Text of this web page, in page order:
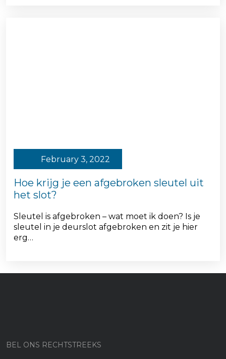
February 3, 2022
Hoe krijg je een afgebroken sleutel uit
het slot?
Sleutel is afgebroken – wat moet ik doen? Is je
sleutel in je deurslot afgebroken en zit je hier
erg…
BEL ONS RECHTSTREEKS